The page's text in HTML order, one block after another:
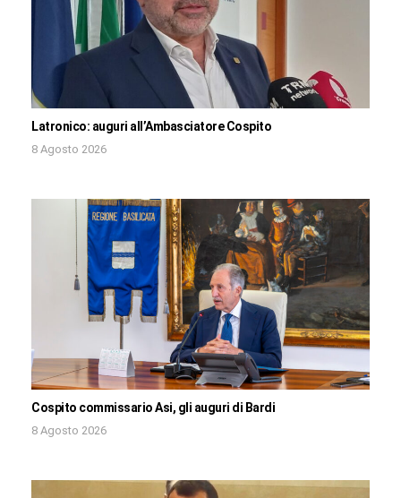
Latronico: auguri all’Ambasciatore Cospito
8 Agosto 2026
Cospito commissario Asi, gli auguri di Bardi
8 Agosto 2026